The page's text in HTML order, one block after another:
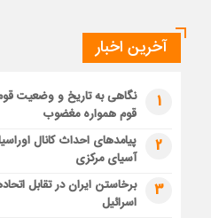
آخرین اخبار
1
نگاهی به تاریخ و وضعیت
قوم همواره مغضوب
2
پیامدهای احداث کانال
آسیای مرکزی
3
برخاستن ایران در تقابل
اسرائیل